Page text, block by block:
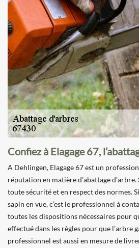
Confiez à Elagage 67,
A Dehlingen, Elagage 67 est un
réputation en matière d’abattage
toute sécurité et en respect des normes.
sapin en vue, c’est le professionnel à
toutes les dispositions nécessaires pour
effectué dans les règles pour que l’arbre
professionnel est aussi en mesure de